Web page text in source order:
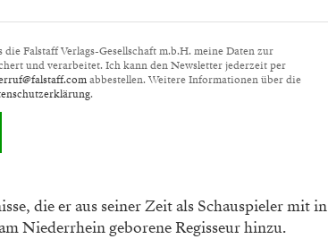
Falstaff Verlags-Gesellschaft m.b.H. meine Daten zur
und verarbeitet. Ich kann den Newsletter jederzeit per
abbestellen. Weitere Informationen über die
.
die er aus seiner Zeit als Schauspieler mit in
Niederrheingeborene Regisseur hinzu.